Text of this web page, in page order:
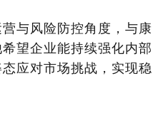
与风险防控角度，与康
望企业能持续强化内部
应对市场挑战，实现稳